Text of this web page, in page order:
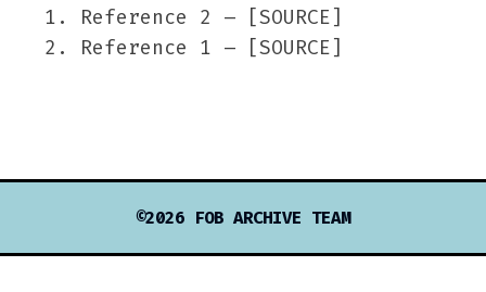
Reference 2 – [SOURCE]
Reference 1 – [SOURCE]
©2026 FOB ARCHIVE TEAM